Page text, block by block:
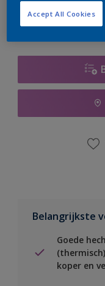
Belangrijkste
Goede
koper en
Accept All Cookies